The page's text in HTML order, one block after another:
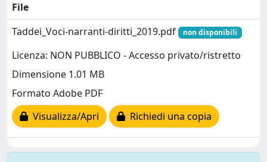
File
Taddei_Voci-narranti-diritti_2019.pdf
non disponibili
Licenza: NON PUBBLICO - Accesso privato/ristretto
Dimensione 1.01 MB
Formato Adobe PDF
Visualizza/Apri
Richiedi una copia